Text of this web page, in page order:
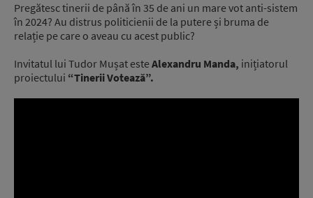
Pregătesc tinerii de până în 35 de ani un mare vot anti-sistem
în 2024? Au distrus politicienii de la putere și bruma de
relație pe care o aveau cu acest public?
Invitatul lui Tudor Mușat esteAlexandru Manda, inițiatorul
proiectului “Tinerii Votează”.